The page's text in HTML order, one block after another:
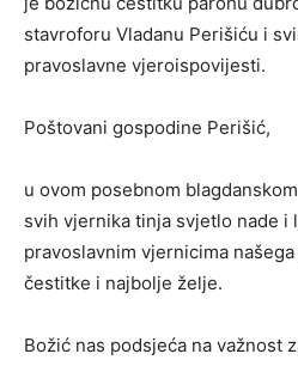
stavroforu Vladanu Perišiću i
pravoslavne vjeroispovijesti.
Poštovani gospodine Perišić,
u ovom posebnom
svih vjernika tinja svjetlo nade i
pravoslavnim vjernicima
čestitke i najbolje želje.
Božić nas podsjeća na važnost